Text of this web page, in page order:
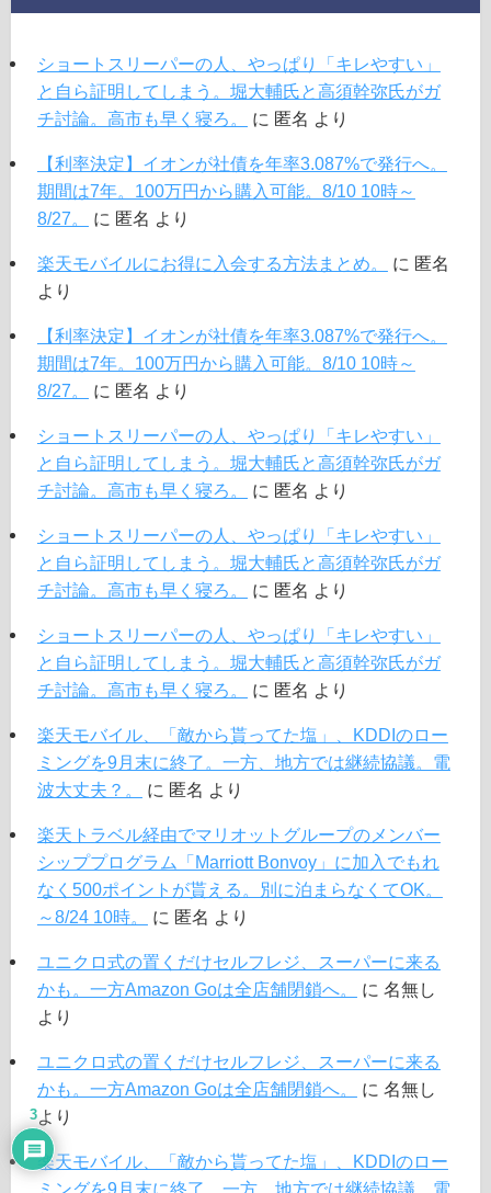
ショートスリーパーの人、やっぱり「キレやすい」
と自ら証明してしまう。堀大輔氏と高須幹弥氏がガ
チ討論。高市も早く寝ろ。
に 匿名 より
【利率決定】イオンが社債を年率3.087%で発行へ。
期間は7年。100万円から購入可能。8/10 10時～
8/27。
に 匿名 より
楽天モバイルにお得に入会する方法まとめ。 に 匿名
より
【利率決定】イオンが社債を年率3.087%で発行へ。
期間は7年。100万円から購入可能。8/10 10時～
8/27。
に 匿名 より
ショートスリーパーの人、やっぱり「キレやすい」
と自ら証明してしまう。堀大輔氏と高須幹弥氏がガ
チ討論。高市も早く寝ろ。
に 匿名 より
ショートスリーパーの人、やっぱり「キレやすい」
と自ら証明してしまう。堀大輔氏と高須幹弥氏がガ
チ討論。高市も早く寝ろ。
に 匿名 より
ショートスリーパーの人、やっぱり「キレやすい」
と自ら証明してしまう。堀大輔氏と高須幹弥氏がガ
チ討論。高市も早く寝ろ。
に 匿名 より
楽天モバイル、「敵から貰ってた塩」、KDDIのロー
ミングを9月末に終了。一方、地方では継続協議。電
波大丈夫？。
に 匿名 より
楽天トラベル経由でマリオットグループのメンバー
シッププログラム「Marriott Bonvoy」に加入でもれ
なく500ポイントが貰える。別に泊まらなくてOK。
～8/24 10時。
に 匿名 より
ユニクロ式の置くだけセルフレジ、スーパーに来る
かも。一方Amazon Goは全店舗閉鎖へ。
に 名無し
より
ユニクロ式の置くだけセルフレジ、スーパーに来る
かも。一方Amazon Goは全店舗閉鎖へ。
に 名無し
より
楽天モバイル、「敵から貰ってた塩」、KDDIのロー
3